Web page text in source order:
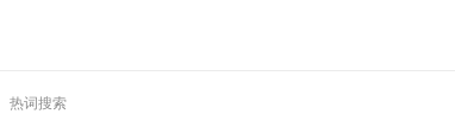
热词搜索